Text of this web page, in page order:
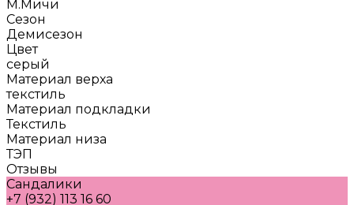
М.Мичи
Сезон
Демисезон
Цвет
серый
Материал верха
текстиль
Материал подкладки
Текстиль
Материал низа
ТЭП
Отзывы
Сандалики
+7 (932) 113 16 60